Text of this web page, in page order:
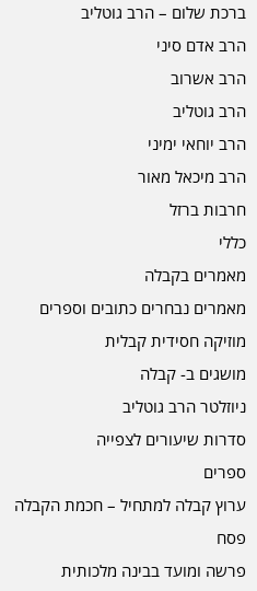
ברכת שלום – הרב גוטליב
הרב אדם סיני
הרב אשרוב
הרב גוטליב
הרב יוחאי ימיני
הרב מיכאל מאור
חרבות ברזל
כללי
מאמרים בקבלה
מאמרים נבחרים כתובים וספרים
מוזיקה חסידית קבלית
מושגים ב- קבלה
ניוזלטר הרב גוטליב
סדרות שיעורים לצפייה
ספרים
ערוץ קבלה למתחיל – חכמת הקבלה
פסח
פרשה ומועד בבינה מלכותית